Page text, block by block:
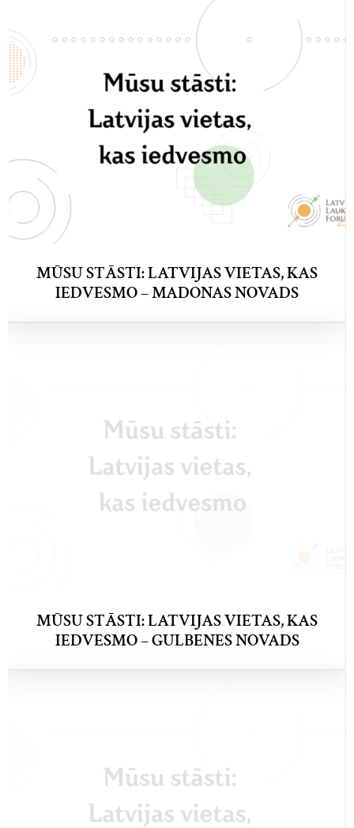
MŪSU STĀSTI: LATVIJAS VIETAS, KAS
IEDVESMO – MADONAS NOVADS
MŪSU STĀSTI: LATVIJAS VIETAS, KAS
IEDVESMO – GULBENES NOVADS